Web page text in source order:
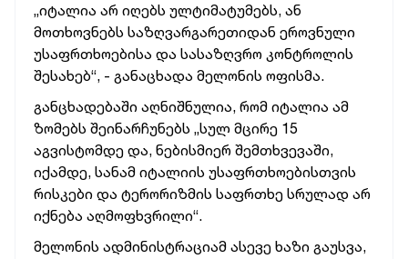
„იტალია არ იღებს ულტიმატუმებს, ან
მოთხოვნებს საზღვარგარეთიდან ეროვნული
უსაფრთხოებისა და სასაზღვრო კონტროლის
შესახებ“, - განაცხადა მელონის ოფისმა.
განცხადებაში აღნიშნულია, რომ იტალია ამ
ზომებს შეინარჩუნებს „სულ მცირე 15
აგვისტომდე და, ნებისმიერ შემთხვევაში,
იქამდე, სანამ იტალიის უსაფრთხოებისთვის
რისკები და ტერორიზმის საფრთხე სრულად არ
იქნება აღმოფხვრილი“.
მელონის ადმინისტრაციამ ასევე ხაზი გაუსვა,